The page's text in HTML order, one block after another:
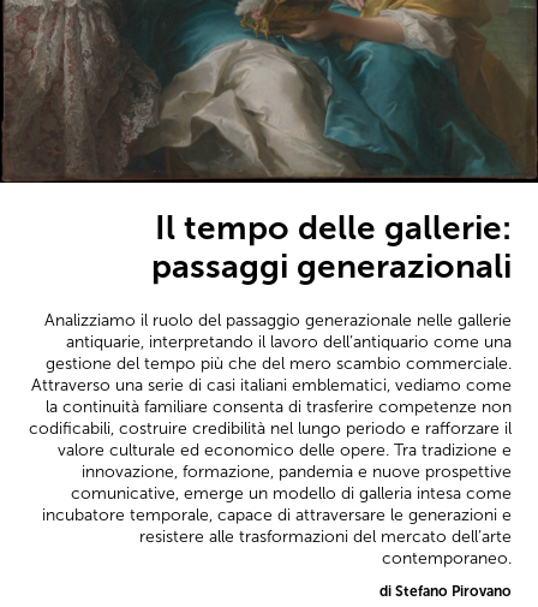
Il tempo delle gallerie:
passaggi generazionali
Analizziamo il ruolo del passaggio generazionale nelle gallerie
antiquarie, interpretando il lavoro dell’antiquario come una
gestione del tempo più che del mero scambio commerciale.
Attraverso una serie di casi italiani emblematici, vediamo come
la continuità familiare consenta di trasferire competenze non
codificabili, costruire credibilità nel lungo periodo e rafforzare il
valore culturale ed economico delle opere. Tra tradizione e
innovazione, formazione, pandemia e nuove prospettive
comunicative, emerge un modello di galleria intesa come
incubatore temporale, capace di attraversare le generazioni e
resistere alle trasformazioni del mercato dell’arte
contemporaneo.
di Stefano Pirovano